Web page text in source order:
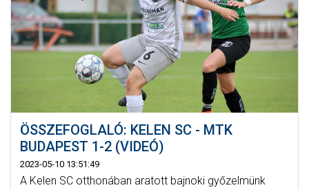
ÖSSZEFOGLALÓ: KELEN SC - MTK
BUDAPEST 1-2 (VIDEÓ)
2023-05-10 13:51:49
A Kelen SC otthonában aratott bajnoki győzelmünk